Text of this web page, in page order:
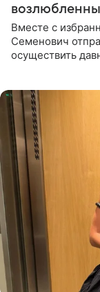
Вместе с
Семенович
осуществить